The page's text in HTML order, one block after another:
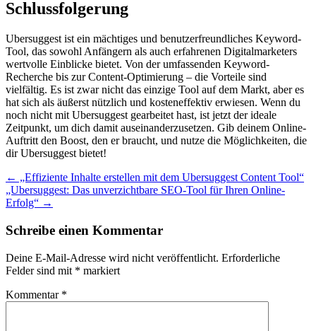
Schlussfolgerung
Ubersuggest ist ein mächtiges und benutzerfreundliches Keyword-
Tool, das sowohl Anfängern als auch erfahrenen Digitalmarketers
wertvolle Einblicke bietet. Von der umfassenden Keyword-
Recherche bis zur Content-Optimierung – die Vorteile sind
vielfältig. Es ist zwar nicht das einzige Tool auf dem Markt, aber es
hat sich als äußerst nützlich und kosteneffektiv erwiesen. Wenn du
noch nicht mit Ubersuggest gearbeitet hast, ist jetzt der ideale
Zeitpunkt, um dich damit auseinanderzusetzen. Gib deinem Online-
Auftritt den Boost, den er braucht, und nutze die Möglichkeiten, die
dir Ubersuggest bietet!
Post
navigation
← „Effiziente Inhalte erstellen mit dem Ubersuggest Content Tool“
„Ubersuggest: Das unverzichtbare SEO-Tool für Ihren Online-
Erfolg“ →
Schreibe einen Kommentar
Deine E-Mail-Adresse wird nicht veröffentlicht. Erforderliche
Felder sind mit * markiert
Kommentar *